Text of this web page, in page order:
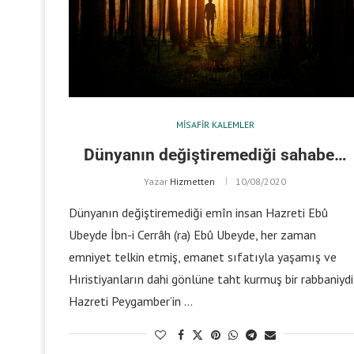
MISAFIR KALEMLER
Dünyanın değiştiremediği sahabe…
Yazar Hizmetten 10/08/2020
Dünyanın değiştiremediği emîn insan Hazreti Ebû
Ubeyde İbn-i Cerrâh (ra) Ebû Ubeyde, her zaman
emniyet telkin etmiş, emanet sıfatıyla yaşamış ve
Hıristiyanların dahi gönlüne taht kurmuş bir rabbaniydi.
Hazreti Peygamber’in …